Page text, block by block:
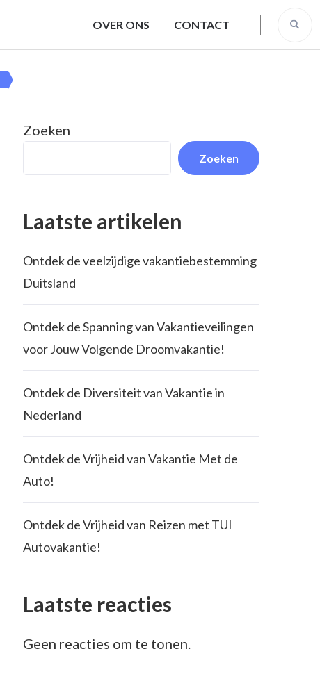
OVER ONS CONTACT
Zoeken
Zoeken
Laatste artikelen
Ontdek de veelzijdige vakantiebestemming
Duitsland
Ontdek de Spanning van Vakantieveilingen
voor Jouw Volgende Droomvakantie!
Ontdek de Diversiteit van Vakantie in
Nederland
Ontdek de Vrijheid van Vakantie Met de
Auto!
Ontdek de Vrijheid van Reizen met TUI
Autovakantie!
Laatste reacties
Geen reacties om te tonen.